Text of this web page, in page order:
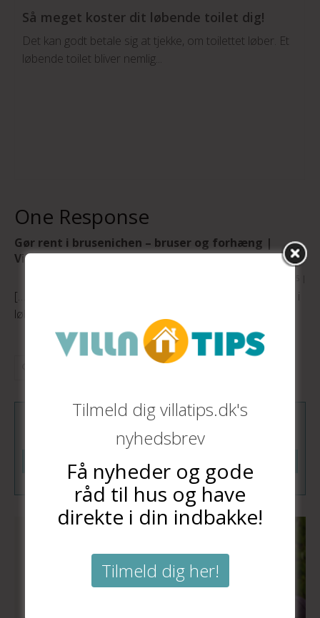
Så meget koster dit løbende toilet dig!
Det kan godt betale sig at tjekke, om toilettet løber. Et
løbende toilet bliver nemlig...
One Response
Gør rent i brusenichen – bruser og forhæng |
Villatips.dk
[…] Læs også: En tandbørste og Klorin gør underværker i
løbet af kort tid. […]
Tilmeld dig vores nyhedsbrev
Tilmeld
Tilmeld dig villatips.dk's
nyhedsbrev
Få nyheder og gode
råd til hus og have
direkte i din indbakke!
Tilmeld dig her!